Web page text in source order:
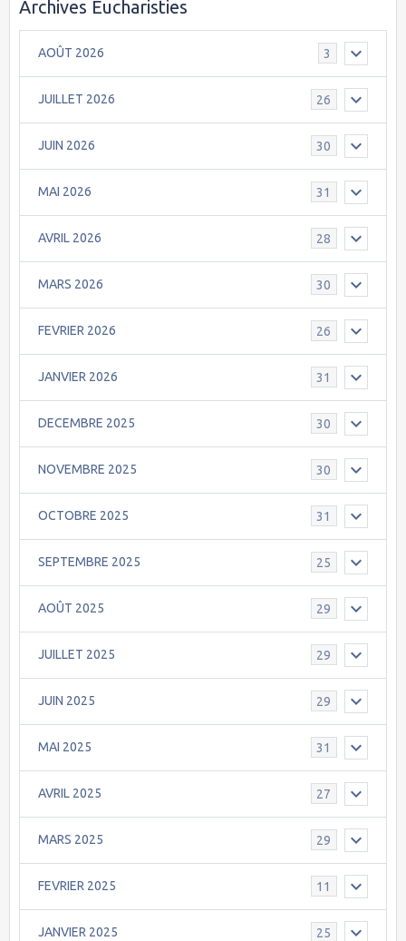
Archives Eucharisties
AOÛT 2026 3
JUILLET 2026 26
JUIN 2026 30
MAI 2026 31
AVRIL 2026 28
MARS 2026 30
FEVRIER 2026 26
JANVIER 2026 31
DECEMBRE 2025 30
NOVEMBRE 2025 30
OCTOBRE 2025 31
SEPTEMBRE 2025 25
AOÛT 2025 29
JUILLET 2025 29
JUIN 2025 29
MAI 2025 31
AVRIL 2025 27
MARS 2025 29
FEVRIER 2025 11
JANVIER 2025 25